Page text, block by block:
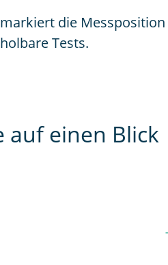
die
Tests.
auf einen Blick